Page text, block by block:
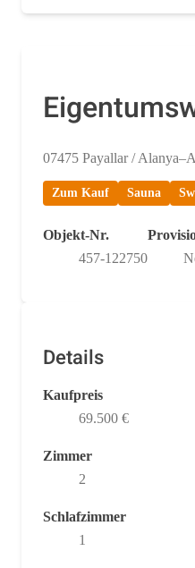
07475 Payallar /
Zum Kauf Sauna
Objekt-Nr.
457-122750
Details
Kaufpreis
69.500 €
Zimmer
2
Schlafzimmer
1